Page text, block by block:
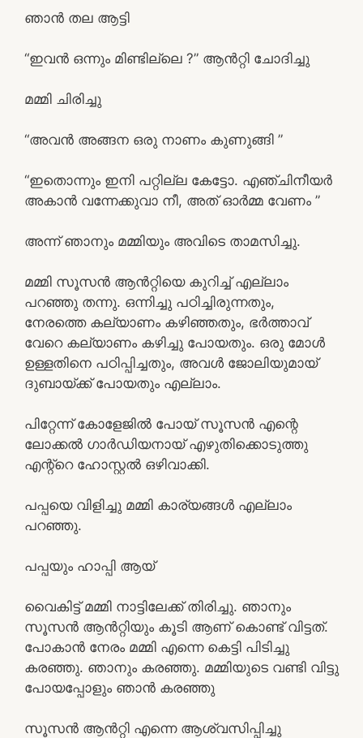
ഞാൻ തല ആട്ടി
“ഇവൻ ഒന്നും മിണ്ടില്ലെ ?” ആൻറ്റി ചോദിച്ചു
മമ്മി ചിരിച്ചു
“അവൻ അങ്ങന ഒരു നാണം കുണുങ്ങി ”
“ഇതൊന്നും ഇനി പറ്റില്ല കേട്ടോ. എഞ്ചിനീയർ
അകാൻ വന്നേക്കുവാ നീ, അത് ഓർമ്മ വേണം ”
അന്ന് ഞാനും മമ്മിയും അവിടെ താമസിച്ചു.
മമ്മി സൂസൻ ആൻറ്റിയെ കുറിച്ച് എല്ലാം
പറഞ്ഞു തന്നു. ഒന്നിച്ചു പഠിച്ചിരുന്നതും,
നേരത്തെ കല്യാണം കഴിഞ്ഞതും, ഭർത്താവ്
വേറെ കല്യാണം കഴിച്ചു പോയതും. ഒരു മോൾ
ഉള്ളതിനെ പഠിപ്പിച്ചതും, അവൾ ജോലിയുമായ്
ദുബായ്ക്ക് പോയതും എല്ലാം.
പിറ്റേന്ന് കോളേജിൽ പോയ് സൂസൻ എന്റെ
ലോക്കൽ ഗാർഡിയനായ് എഴുതിക്കൊടുത്തു
എന്റ്റെ ഹോസ്റ്റൽ ഒഴിവാക്കി.
പപ്പയെ വിളിച്ചു മമ്മി കാര്യങ്ങൾ എല്ലാം
പറഞ്ഞു.
പപ്പയും ഹാപ്പി ആയ്
വൈകിട്ട് മമ്മി നാട്ടിലേക്ക് തിരിച്ചു. ഞാനും
സൂസൻ ആൻറ്റിയും കൂടി ആണ് കൊണ്ട് വിട്ടത്.
പോകാൻ നേരം മമ്മി എന്നെ കെട്ടി പിടിച്ചു
കരഞ്ഞു. ഞാനും കരഞ്ഞു. മമ്മിയുടെ വണ്ടി വിട്ടു
പോയപ്പോളും ഞാൻ കരഞ്ഞു
സൂസൻ ആൻറ്റി എന്നെ ആശ്വസിപ്പിച്ചു